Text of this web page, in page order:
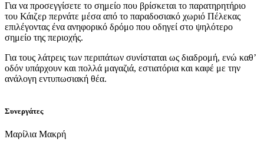
Για να προσεγγίσετε το σημείο που βρίσκεται το παρατηρητήριο
του Κάιζερ περνάτε μέσα από το παραδοσιακό χωριό Πέλεκας
επιλέγοντας ένα ανηφορικό δρόμο που οδηγεί στο ψηλότερο
σημείο της περιοχής.
Για τους λάτρεις των περιπάτων συνίσταται ως διαδρομή, ενώ καθ’
οδόν υπάρχουν και πολλά μαγαζιά, εστιατόρια και καφέ με την
ανάλογη εντυπωσιακή θέα.
Συνεργάτες
Μαρίλια Μακρή